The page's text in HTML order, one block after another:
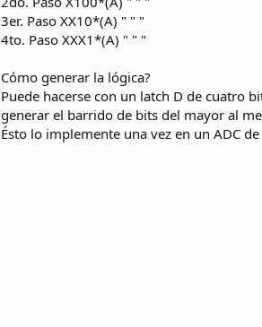
3er. Paso XX10*(A) " " "
4to. Paso XXX1*(A) " " "
Cómo generar la lógica?
Puede hacerse con un latch D de cuatro
generar el barrido de bits del mayor al
Ésto lo implemente una vez en un ADC